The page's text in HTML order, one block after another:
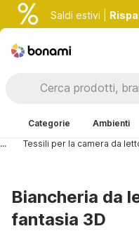
Saldi estivi |
Categorie Ambienti
...
Tessili per la camera da
Biancheria da
fantasia 3D